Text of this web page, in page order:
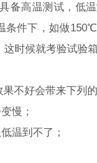
备高温测试，低
条件下，如做
时候就考验试验
好会带来下列的
慢；
温到不了；